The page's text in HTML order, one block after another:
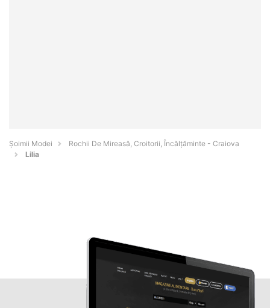
Șoimii Modei
Rochii De Mireasă, Croitorii, Încălțăminte - Craiova
Lilia